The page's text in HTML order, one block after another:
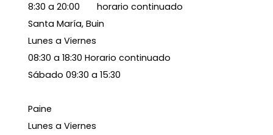
8:30 a 20:00 horario continuado
Santa María, Buin
Lunes a Viernes
08:30 a 18:30 Horario continuado
Sábado 09:30 a 15:30
Paine
Lunes a Viernes